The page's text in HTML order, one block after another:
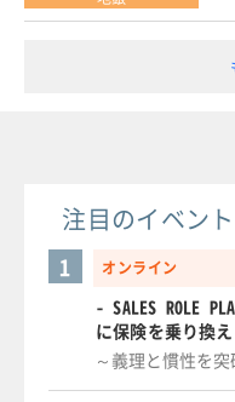
注目のイベン
オンライン
1
- SALES ROLE
に保険を乗り換え
～義理と慣性を